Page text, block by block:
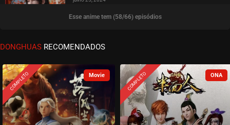
ASSISTIDO
ASSISTIDO
EPISÓDIO 60
ASSISTIDO
EPISÓDIO 59
julho 17, 2024
Esse anime tem (58/66) episódios
DONGHUAS RECOMENDADOS
COMPLETO COMPLETO